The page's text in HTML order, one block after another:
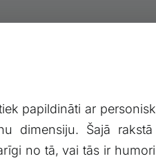
papildināti ⁣ar
Šajā
no tā, vai tās ⁢ir